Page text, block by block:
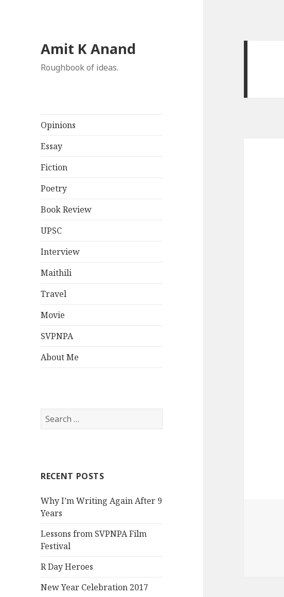
Amit K Anand
Roughbook of ideas.
Opinions
Essay
Fiction
Poetry
Book Review
UPSC
Interview
Maithili
Travel
Movie
SVPNPA
About Me
Search
for:
RECENT POSTS
Why I’m Writing Again After 9
Years
Lessons from SVPNPA Film
Festival
R Day Heroes
New Year Celebration 2017